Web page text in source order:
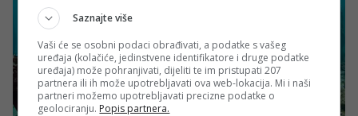
Saznajte više
Vaši će se osobni podaci obrađivati, a podatke s vašeg
uređaja (kolačiće, jedinstvene identifikatore i druge podatke
uređaja) može pohranjivati, dijeliti te im pristupati 207
partnera ili ih može upotrebljavati ova web-lokacija. Mi i naši
partneri možemo upotrebljavati precizne podatke o
geolociranju. Popis partnera.